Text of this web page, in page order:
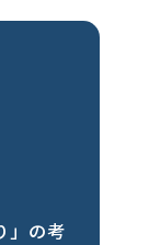
」の考